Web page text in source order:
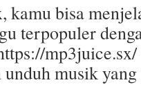
kamu bisa
terpopuler
mp3juice.sx/
musik